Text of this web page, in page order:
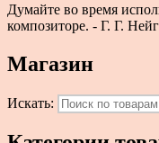
Думайте во время
композиторе. - Г. Г.
Магазин
Искать: